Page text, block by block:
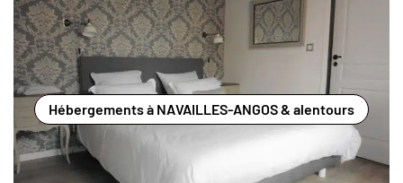
Hébergements à NAVAILLES-ANGOS & alentours